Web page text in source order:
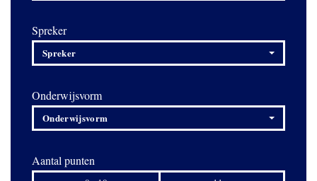
Spreker
Spreker
Onderwijsvorm
Onderwijsvorm
Aantal punten